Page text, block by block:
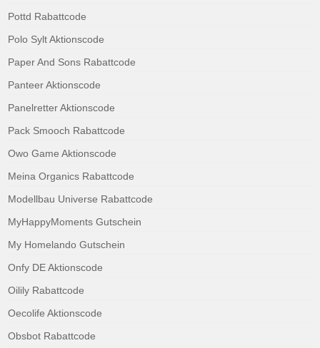
Pottd Rabattcode
Polo Sylt Aktionscode
Paper And Sons Rabattcode
Panteer Aktionscode
Panelretter Aktionscode
Pack Smooch Rabattcode
Owo Game Aktionscode
Meina Organics Rabattcode
Modellbau Universe Rabattcode
MyHappyMoments Gutschein
My Homelando Gutschein
Onfy DE Aktionscode
Oilily Rabattcode
Oecolife Aktionscode
Obsbot Rabattcode